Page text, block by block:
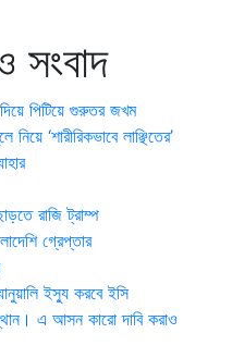
পিটিয়ে গুরুতর জখম
‘শারীরিকভাবে লাঞ্ছিতের’
রাজি ট্রাম্প
গ্রেপ্তার
ইস্যু করবে ইসি
এ আসন কারো দাবি করাও